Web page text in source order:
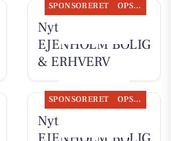
SPONSORERET OPSLAGSTAVLEN
Nyt fra
EJENHOLM BOLIG
& ERHVERV
SPONSORERET OPSLAGSTAVLEN
Nyt fra